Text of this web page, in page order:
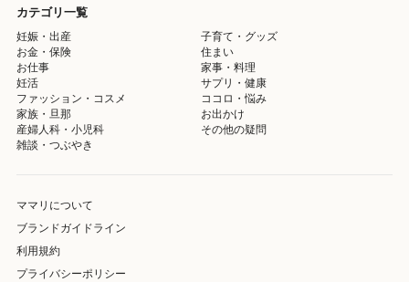
カテゴリ一覧
妊娠・出産
子育て・グッズ
お金・保険
住まい
お仕事
家事・料理
妊活
サプリ・健康
ファッション・コスメ
ココロ・悩み
家族・旦那
お出かけ
産婦人科・小児科
その他の疑問
雑談・つぶやき
ママリについて
ブランドガイドライン
利用規約
プライバシーポリシー